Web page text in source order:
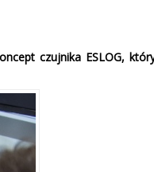
czujnika ESLOG,